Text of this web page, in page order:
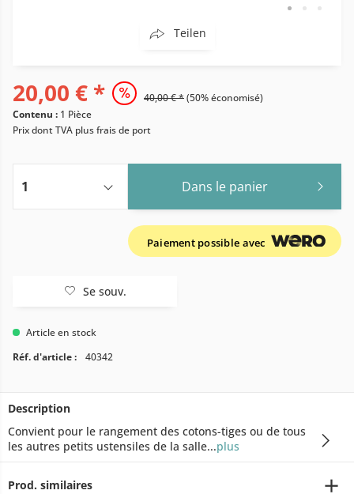
Teilen
20,00 € * 40,00 € *(50% économisé)
Contenu : 1 Pièce
Prix dont TVA plus frais de port
Dans le panier
Paiement possible avec
Se souv.
Article en stock
Réf. d'article :
40342
Description
Convient pour le rangement des cotons-tiges ou de tous
les autres petits ustensiles de la salle...plus
Prod. similaires